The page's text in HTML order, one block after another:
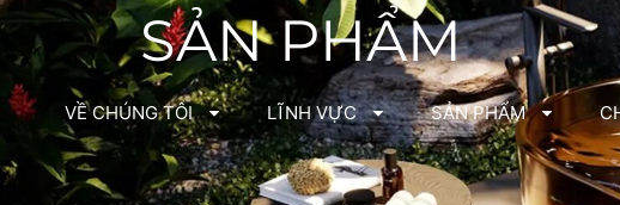
VỀ CHÚNG TÔI LĨNH VỰC SẢN PHẨM
SẢN PHẨM